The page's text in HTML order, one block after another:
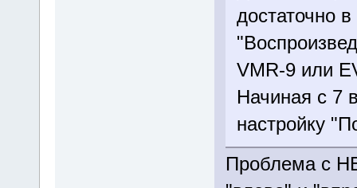
достаточно
VMR-9 или
Начиная с 7
настройку
Проблема с